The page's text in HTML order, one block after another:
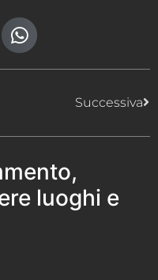
Successiva
luoghi e